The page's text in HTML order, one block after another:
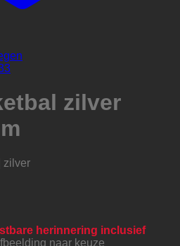
zilver
zilver
herinnering inclusief
naar keuze